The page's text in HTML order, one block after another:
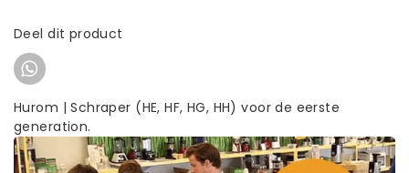
Deel dit product
Hurom | Schraper (HE, HF, HG, HH) voor de eerste
generation.